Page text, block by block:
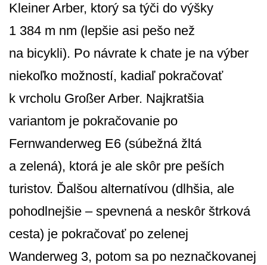
Kleiner Arber, ktorý sa týči do výšky
1 384 m nm (lepšie asi pešo než
na bicykli). Po návrate k chate je na výber
niekoľko možností, kadiaľ pokračovať
k vrcholu Großer Arber. Najkratšia
variantom je pokračovanie po
Fernwanderweg E6 (súbežná žltá
a zelená), ktorá je ale skôr pre peších
turistov. Ďalšou alternatívou (dlhšia, ale
pohodlnejšie – spevnená a neskôr štrková
cesta) je pokračovať po zelenej
Wanderweg 3, potom sa po neznačkovanej